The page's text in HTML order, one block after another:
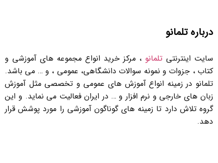
درباره تلمانو
سایت اینترنتی تلمانو ، مرکز خرید انواع مجموعه های آموزشی و
کتاب ، جزوات و نمونه سوالات دانشگاهی، عمومی ، و … می باشد.
تلمانو در زمینه انواع آموزش های عمومی و تخصصی مثل آموزش
زبان های خارجی و نرم افزار و … در ایران فعالیت می نماید. و این
گروه تلاش دارد تا زمینه های گوناگون آموزشی را مورد پوشش قرار
دهد.